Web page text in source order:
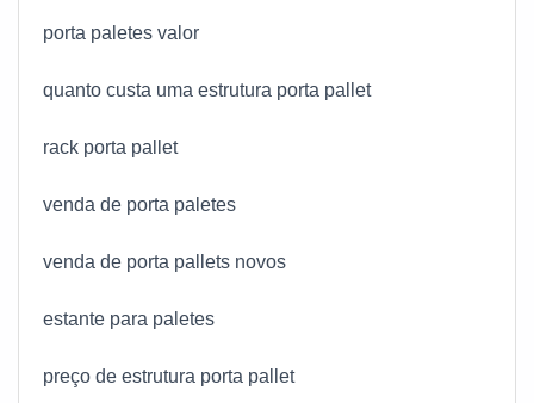
porta paletes valor
quanto custa uma estrutura porta pallet
rack porta pallet
venda de porta paletes
venda de porta pallets novos
estante para paletes
preço de estrutura porta pallet